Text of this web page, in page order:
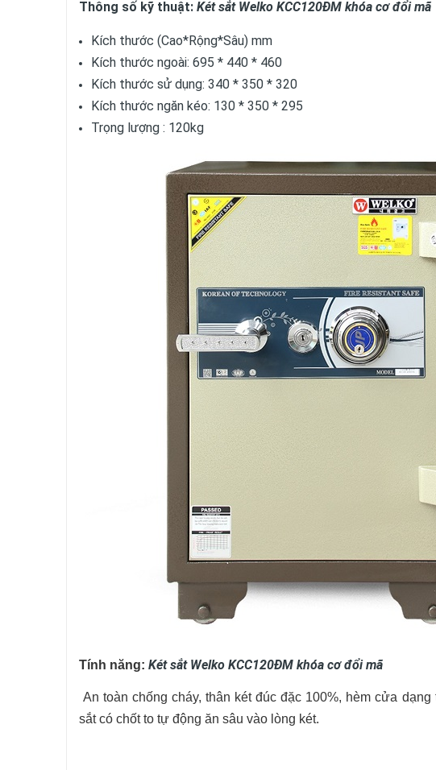
Thông số kỹ thuật: Két sắt Welko KCC120ĐM khóa cơ đổi mã
Kích thước (Cao*Rộng*Sâu) mm
Kích thước ngoài: 695 * 440 * 460
Kích thước sử dụng: 340 * 350 * 320
Kích thước ngăn kéo: 130 * 350 * 295
Trọng lượng : 120kg
Tính năng: Két sắt Welko KCC120ĐM khóa cơ đổi mã
An toàn chống cháy, thân két đúc đặc 100%, hèm cửa
sắt có chốt to tự động ăn sâu vào lòng két.